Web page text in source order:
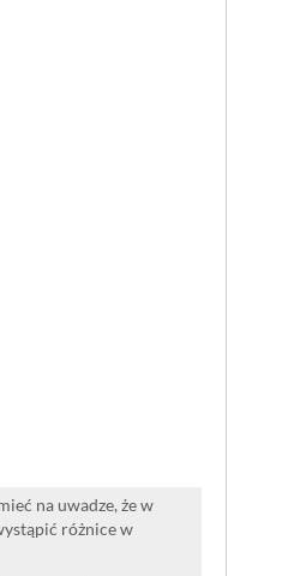
na uwadze, że w
różnice w